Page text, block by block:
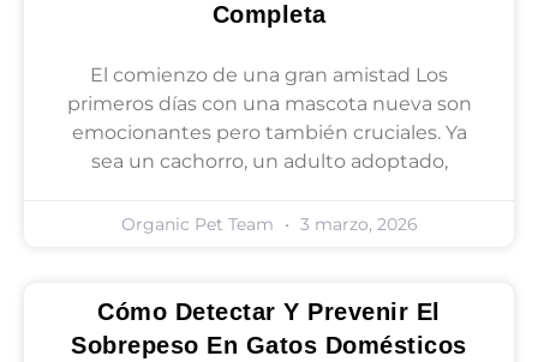
Completa
El comienzo de una gran amistad Los
primeros días con una mascota nueva son
emocionantes pero también cruciales. Ya
sea un cachorro, un adulto adoptado,
Organic Pet Team 3 marzo, 2026
Cómo Detectar Y Prevenir El
Sobrepeso En Gatos Domésticos